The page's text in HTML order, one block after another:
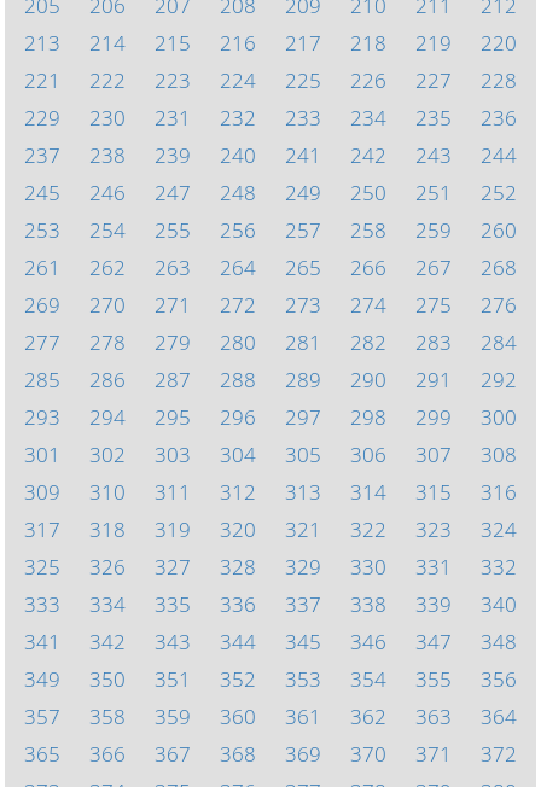
213
214 215 216 217 218 219
220
221
222 223 224 225 226 227
228
229
230 231 232 233 234 235
236
237
238 239 240 241 242 243
244
245
246 247 248 249 250 251
252
253
254 255 256 257 258 259
260
261
262 263 264 265 266 267
268
269
270 271 272 273 274 275
276
277
278 279 280 281 282 283
284
285
286 287 288 289 290 291
292
293
294 295 296 297 298 299
300
301
302 303 304 305 306 307
308
309
310 311 312 313 314 315
316
317
318 319 320 321 322 323
324
325
326 327 328 329 330 331
332
333
334 335 336 337 338 339
340
341
342 343 344 345 346 347
348
349
350 351 352 353 354 355
356
357
358 359 360 361 362 363
364
365
366 367 368 369 370 371
372